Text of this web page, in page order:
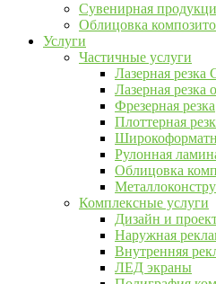
Сувенирная
Облицовка
Услуги
Частичные услуги
Лазерная резка
Лазерная резка
Фрезерная резка
Плоттерная
Рулонная
Облицовка
Комплексные услуги
Дизайн и
Наружная
Внутренняя
ЛЕД экраны